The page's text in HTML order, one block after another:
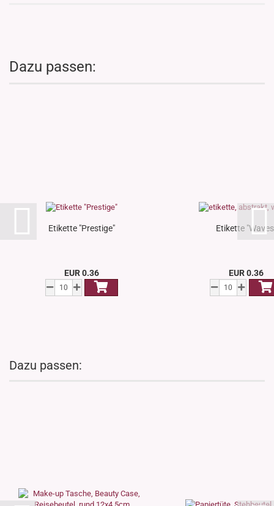
Dazu passen:
Etikette "Prestige"
EUR 0.36
Etikette
EUR 0.36
Dazu passen: